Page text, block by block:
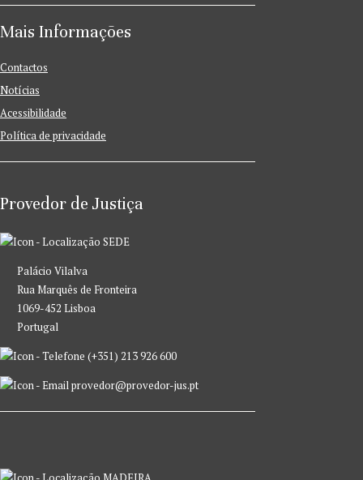
Mais Informações
Contactos
Notícias
Acessibilidade
Política de privacidade
Provedor de Justiça
SEDE
Palácio Vilalva
Rua Marquês de Fronteira
1069-452 Lisboa
Portugal
(+351) 213 926 600
provedor@provedor-jus.pt